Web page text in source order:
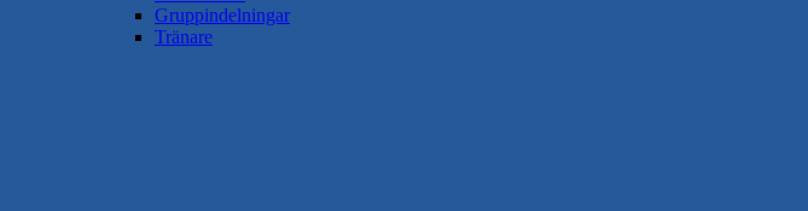
Gruppindelningar
Tränare